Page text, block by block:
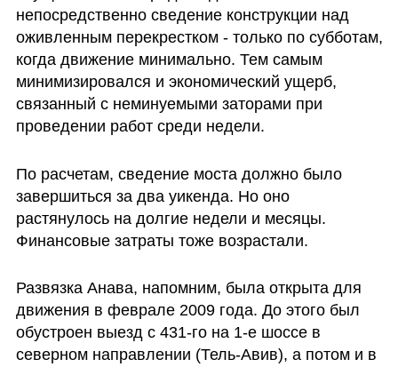
непосредственно сведение конструкции над
оживленным перекрестком - только по субботам,
когда движение минимально. Тем самым
минимизировался и экономический ущерб,
связанный с неминуемыми заторами при
проведении работ среди недели.
По расчетам, сведение моста должно было
завершиться за два уикенда. Но оно
растянулось на долгие недели и месяцы.
Финансовые затраты тоже возрастали.
Развязка Анава, напомним, была открыта для
движения в феврале 2009 года. До этого был
обустроен выезд с 431-го на 1-е шоссе в
северном направлении (Тель-Авив), а потом и в